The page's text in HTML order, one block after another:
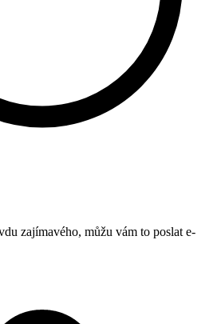
zajímavého, můžu vám to poslat e-